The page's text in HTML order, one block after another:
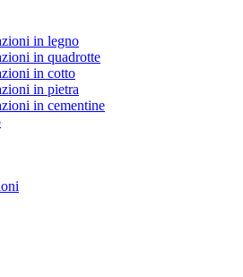
in legno
in quadrotte
in cotto
in pietra
in cementine